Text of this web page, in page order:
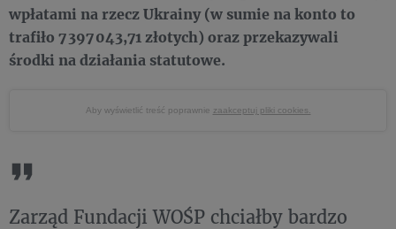
wpłatami na rzecz Ukrainy (w sumie na konto to
trafiło 7 397 043,71 złotych) oraz przekazywali
środki na działania statutowe.
Aby wyświetlić treść poprawnie zaakceptuj pliki cookies.
Zarząd Fundacji WOŚP chciałby bardzo